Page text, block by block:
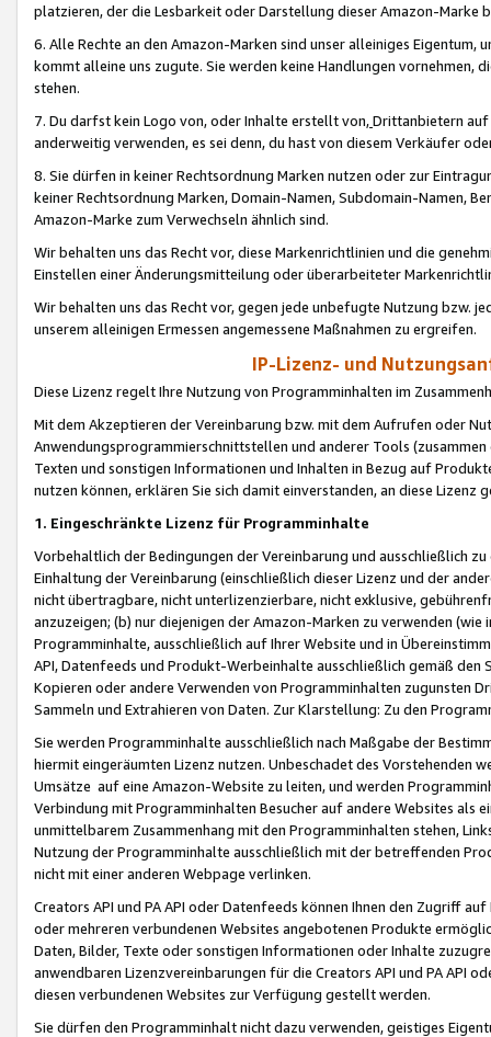
platzieren, der die Lesbarkeit oder Darstellung dieser Amazon-Marke
6. Alle Rechte an den Amazon-Marken sind unser alleiniges
kommt alleine uns zugute. Sie werden keine Handlungen vornehmen,
stehen.
7. Du darfst kein Logo von, oder Inhalte erstellt von,Drittanbietern auf
anderweitig verwenden, es sei denn, du hast von diesem Verkäufer
8. Sie dürfen in keiner Rechtsordnung Marken nutzen oder zur
keiner Rechtsordnung Marken, Domain-Namen, Subdomain-Namen,
Amazon-Marke zum Verwechseln ähnlich sind.
Wir behalten uns das Recht vor, diese Markenrichtlinien und die
Einstellen einer Änderungsmitteilung oder überarbeiteter
Wir behalten uns das Recht vor, gegen jede unbefugte Nutzung bzw.
unserem alleinigen Ermessen angemessene Maßnahmen zu ergreifen.
IP-Lizenz- und
Diese Lizenz regelt Ihre Nutzung von Programminhalten im
Mit dem Akzeptieren der Vereinbarung bzw. mit dem Aufrufen oder
Anwendungsprogrammierschnittstellen und anderer Tools (zusammen
Texten und sonstigen Informationen und Inhalten in Bezug auf
nutzen können, erklären Sie sich damit einverstanden, an diese Lizenz
1. Eingeschränkte Lizenz für Programminhalte
Vorbehaltlich der Bedingungen der Vereinbarung und ausschließlich
Einhaltung der Vereinbarung (einschließlich dieser Lizenz und der
nicht übertragbare, nicht unterlizenzierbare, nicht exklusive,
anzuzeigen; (b) nur diejenigen der Amazon-Marken zu verwenden
Programminhalte, ausschließlich auf Ihrer Website und in
API, Datenfeeds und Produkt-Werbeinhalte ausschließlich gemäß
Kopieren oder andere Verwenden von Programminhalten zugunsten
Sammeln und Extrahieren von Daten. Zur Klarstellung: Zu den
Sie werden Programminhalte ausschließlich nach Maßgabe der
hiermit eingeräumten Lizenz nutzen. Unbeschadet des Vorstehenden
Umsätze auf eine Amazon-Website zu leiten, und werden
Verbindung mit Programminhalten Besucher auf andere Websites als
unmittelbarem Zusammenhang mit den Programminhalten stehen,
Nutzung der Programminhalte ausschließlich mit der betreffenden
nicht mit einer anderen Webpage verlinken.
Creators API und PA API oder Datenfeeds können Ihnen den Zugriff
oder mehreren verbundenen Websites angebotenen Produkte
Daten, Bilder, Texte oder sonstigen Informationen oder Inhalte
anwendbaren Lizenzvereinbarungen für die Creators API und PA API
diesen verbundenen Websites zur Verfügung gestellt werden.
Sie dürfen den Programminhalt nicht dazu verwenden, geistiges